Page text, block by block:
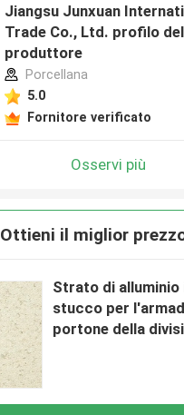
Jiangsu Junxuan
Trade Co., Ltd. profilo del
produttore
Porcellana
5.0
Fornitore verificato
Osservi più
Ottieni il miglior
Strato di
stucco per
portone della